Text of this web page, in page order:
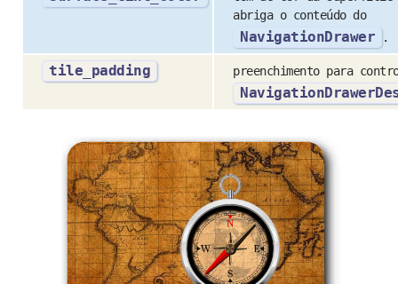
abriga o conteúdo do
NavigationDrawer .
tile_padding preenchimento para